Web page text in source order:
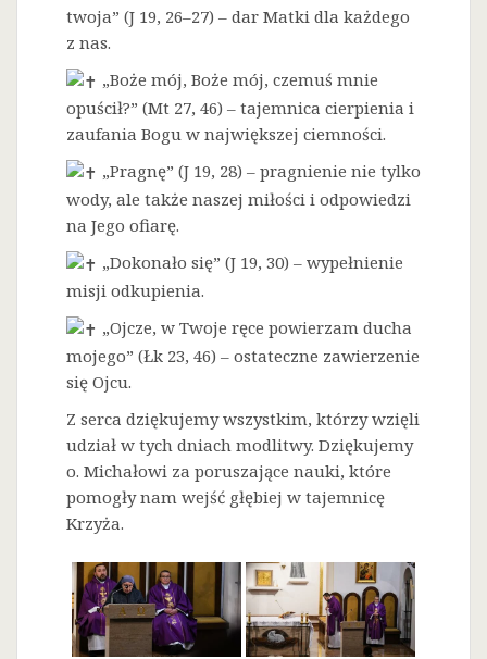
twoja” (J 19, 26–27) – dar Matki dla każdego
z nas.
„Boże mój, Boże mój, czemuś mnie
opuścił?” (Mt 27, 46) – tajemnica cierpienia i
zaufania Bogu w największej ciemności.
„Pragnę” (J 19, 28) – pragnienie nie tylko
wody, ale także naszej miłości i odpowiedzi
na Jego ofiarę.
„Dokonało się” (J 19, 30) – wypełnienie
misji odkupienia.
„Ojcze, w Twoje ręce powierzam ducha
mojego” (Łk 23, 46) – ostateczne zawierzenie
się Ojcu.
Z serca dziękujemy wszystkim, którzy wzięli
udział w tych dniach modlitwy. Dziękujemy
o. Michałowi za poruszające nauki, które
pomogły nam wejść głębiej w tajemnicę
Krzyża.